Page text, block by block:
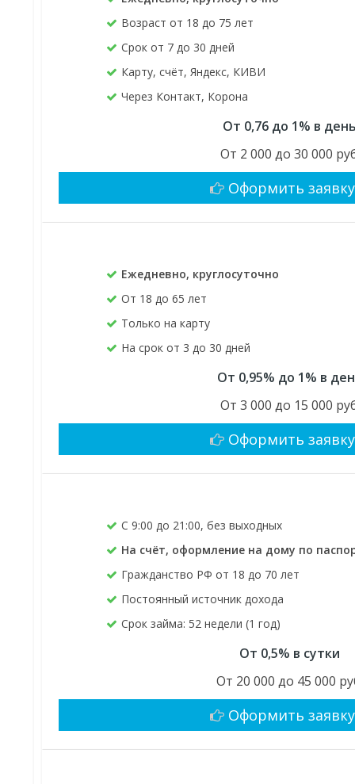
Возраст от 18 до 75 лет
Срок от 7 до 30 дней
Карту, счёт, Яндекс, КИВИ
Через Контакт, Корона
От 0,76 до 1% в
От 2 000 до 30 000
Оформить заявку
Ежедневно, круглосуточно
От 18 до 65 лет
Только на карту
На срок от 3 до 30 дней
От 0,95% до 1% в
От 3 000 до 15 000
Оформить заявку
C 9:00 до 21:00, без выходных
На счёт, оформление на дому по
Гражданство РФ от 18 до 70 лет
Постоянный источник дохода
Срок займа: 52 недели (1 год)
От 0,5% в сутки
От 20 000 до 45 000
Оформить заявку